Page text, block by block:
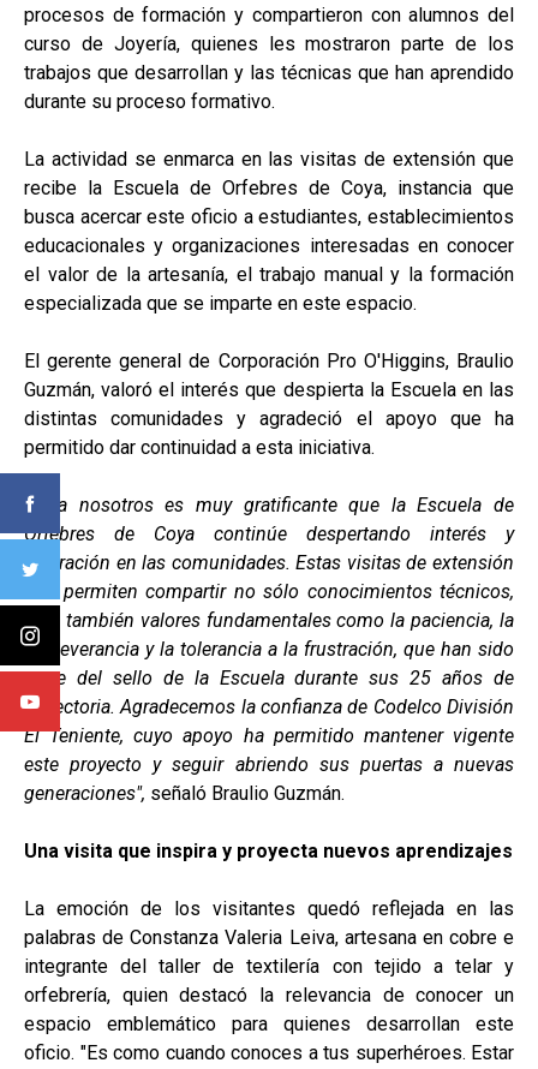
procesos de formación y compartieron con alumnos del
curso de Joyería, quienes les mostraron parte de los
trabajos que desarrollan y las técnicas que han aprendido
durante su proceso formativo.
La actividad se enmarca en las visitas de extensión que
recibe la Escuela de Orfebres de Coya, instancia que
busca acercar este oficio a estudiantes, establecimientos
educacionales y organizaciones interesadas en conocer
el valor de la artesanía, el trabajo manual y la formación
especializada que se imparte en este espacio.
El gerente general de Corporación Pro O'Higgins, Braulio
Guzmán, valoró el interés que despierta la Escuela en las
distintas comunidades y agradeció el apoyo que ha
permitido dar continuidad a esta iniciativa.
"Para nosotros es muy gratificante que la Escuela de
Orfebres de Coya continúe despertando interés y
valoración en las comunidades. Estas visitas de extensión
nos permiten compartir no sólo conocimientos técnicos,
sino también valores fundamentales como la paciencia, la
perseverancia y la tolerancia a la frustración, que han sido
parte del sello de la Escuela durante sus 25 años de
trayectoria. Agradecemos la confianza de Codelco División
El Teniente, cuyo apoyo ha permitido mantener vigente
este proyecto y seguir abriendo sus puertas a nuevas
generaciones", señaló Braulio Guzmán.
Una visita que inspira y proyecta nuevos aprendizajes
La emoción de los visitantes quedó reflejada en las
palabras de Constanza Valeria Leiva, artesana en cobre e
integrante del taller de textilería con tejido a telar y
orfebrería, quien destacó la relevancia de conocer un
espacio emblemático para quienes desarrollan este
oficio. "Es como cuando conoces a tus superhéroes. Estar